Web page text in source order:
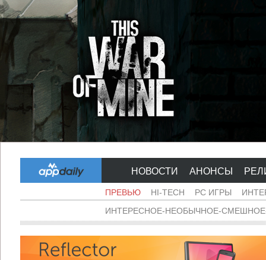
НОВОСТИ АНОНСЫ
ПРЕВЬЮ HI-TECH PC ИГРЫ
ИНТЕРЕСНОЕ-НЕОБЫЧНОЕ-